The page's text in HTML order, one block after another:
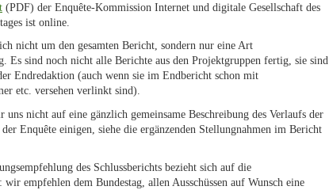
(PDF) der Enquête-Kommission Internet und digitale Gesellschaft des
ist online.
nicht um den gesamten Bericht, sondern nur eine Art
Es sind noch nicht alle Berichte aus den Projektgruppen fertig, sie sind
Endredaktion (auch wenn sie im Endbericht schon mit
etc. versehen verlinkt sind).
nicht auf eine gänzlich gemeinsame Beschreibung des Verlaufs der
Enquête einigen, siehe die ergänzenden Stellungnahmen im Bericht
des Schlussberichts bezieht sich auf die
empfehlen dem Bundestag, allen Ausschüssen auf Wunsch eine